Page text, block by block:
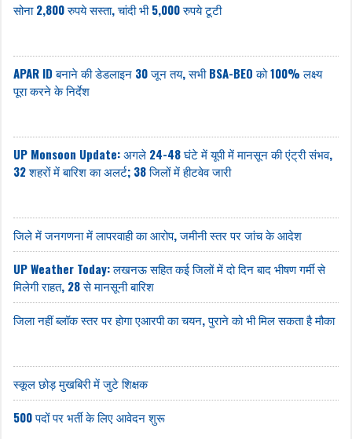
सोना 2,800 रुपये सस्ता, चांदी भी 5,000 रुपये टूटी
APAR ID बनाने की डेडलाइन 30 जून तय, सभी BSA-BEO को 100% लक्ष्य
पूरा करने के निर्देश
UP Monsoon Update: अगले 24-48 घंटे में यूपी में मानसून की एंट्री संभव,
32 शहरों में बारिश का अलर्ट; 38 जिलों में हीटवेव जारी
जिले में जनगणना में लापरवाही का आरोप, जमीनी स्तर पर जांच के आदेश
UP Weather Today: लखनऊ सहित कई जिलों में दो दिन बाद भीषण गर्मी से
मिलेगी राहत, 28 से मानसूनी बारिश
जिला नहीं ब्लॉक स्तर पर होगा एआरपी का चयन, पुराने को भी मिल सकता है मौका
स्कूल छोड़ मुखबिरी में जुटे शिक्षक
500 पदों पर भर्ती के लिए आवेदन शुरू